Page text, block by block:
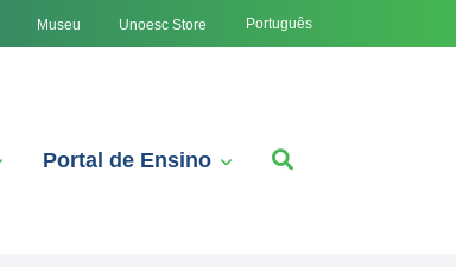
Museu Unoesc Store Português
Portal de Ensino